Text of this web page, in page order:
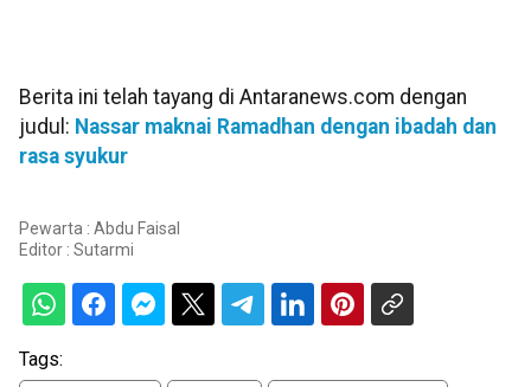
Berita ini telah tayang di Antaranews.com dengan
judul: Nassar maknai Ramadhan dengan ibadah dan
rasa syukur
Pewarta : Abdu Faisal
Editor : Sutarmi
Tags: